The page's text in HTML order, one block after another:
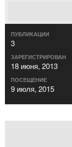
ПУБЛИКАЦИИ
3
ЗАРЕГИСТРИРОВАН
18 июня, 2013
ПОСЕЩЕНИЕ
9 июля, 2015